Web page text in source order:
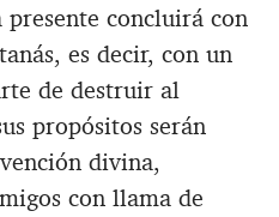
presente concluirá con
es decir, con un
de destruir al
propósitos serán
divina,
con llama de